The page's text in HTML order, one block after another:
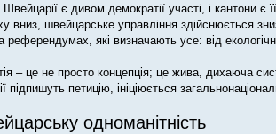
є дивом демократії участі, і кантони
вниз, швейцарське управління здійснюється
які визначають усе: від
– це не просто концепція; це жива, дихаюча
підпишуть петицію, ініціюється
одноманітність